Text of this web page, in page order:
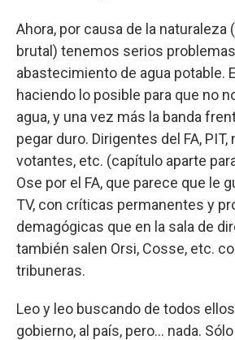
Ahora, por causa de la naturaleza
brutal) tenemos serios
abastecimiento de agua potable.
haciendo lo posible para que no
agua, y una vez más la banda
pegar duro. Dirigentes del FA,
votantes, etc. (capítulo aparte
Ose por el FA, que parece que le
TV, con críticas permanentes y
demagógicas que en la sala de
también salen Orsi, Cosse, etc.
tribuneras.
Leo y leo buscando de todos
gobierno, al país, pero... nada.